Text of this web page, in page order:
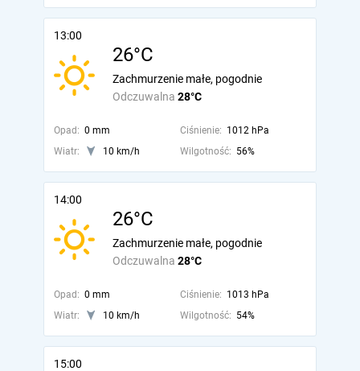
13:00
26°C
Odczuwalna 28°C
Zachmurzenie małe, pogodnie
Opad: 0 mm Ciśnienie: 1012 hPa
Wiatr:
10 km/h Wilgotność: 56%
14:00
26°C
Odczuwalna 28°C
Zachmurzenie małe, pogodnie
Opad: 0 mm Ciśnienie: 1013 hPa
Wiatr:
10 km/h Wilgotność: 54%
15:00